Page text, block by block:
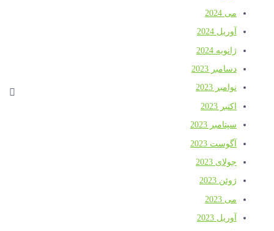
می 2024
آوریل 2024
ژانویه 2024
دسامبر 2023
نوامبر 2023
اکتبر 2023
سپتامبر 2023
آگوست 2023
جولای 2023
ژوئن 2023
می 2023
آوریل 2023